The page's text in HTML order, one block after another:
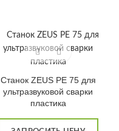
Станок ZEUS РЕ 75 для
ультразвуковой сварки
пластика